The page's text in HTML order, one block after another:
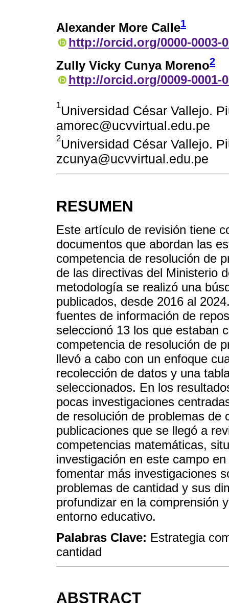
Alexander More Calle1
http://orcid.org/0000-0003-
Zully Vicky Cunya Moreno2
http://orcid.org/0009-0001-
1Universidad César Vallejo.
amorec@ucvvirtual.edu.pe
2Universidad César Vallejo.
zcunya@ucvvirtual.edu.pe
RESUMEN
Este artículo de revisión tiene
documentos que abordan las
competencia de resolución de
de las directivas del Ministerio
metodología se realizó una
publicados, desde 2016 al
fuentes de información de
seleccionó 13 los que estaban
competencia de resolución de
llevó a cabo con un enfoque
recolección de datos y una
seleccionados. En los
pocas investigaciones
de resolución de problemas de
publicaciones que se llegó a
competencias matemáticas,
investigación en este campo
fomentar más investigaciones
problemas de cantidad y sus
profundizar en la comprensión
entorno educativo.
Palabras Clave: Estrategia
cantidad
ABSTRACT